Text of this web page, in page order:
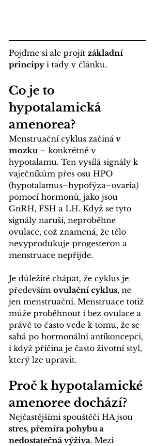
Pojďme si ale projít základní
principy i tady v článku.
Co je to
hypotalamická
amenorea?
Menstruační cyklus začíná v
mozku – konkrétně v
hypotalamu. Ten vysílá signály k
vaječníkům přes osu HPO
(hypotalamus–hypofýza–ovaria)
pomocí hormonů, jako jsou
GnRH, FSH a LH. Když se tyto
signály naruší, neproběhne
ovulace, což znamená, že tělo
nevyprodukuje progesteron a
menstruace nepřijde.
Je důležité chápat, že cyklus je
především ovulační cyklus, ne
jen menstruační. Menstruace totiž
může proběhnout i bez ovulace a
právě to často vede k tomu, že se
sahá po hormonální antikoncepci,
i když příčina je často životní styl,
který lze upravit.
Proč k hypotalamické
amenoree dochází?
Nejčastějšími spouštěči HA jsou
stres, přemíra pohybu a
nedostatečná výživa. Mezi